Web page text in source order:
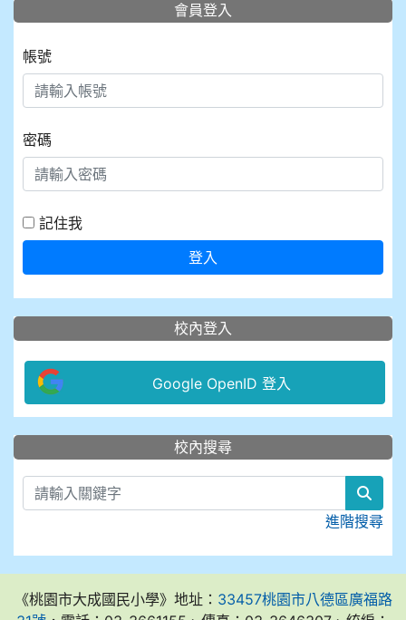
會員登入
帳號
密碼
記住我
登入
校內登入
Google OpenID 登入
::: 校內搜尋
進階搜尋
《桃園市大成國民小學》地址： 33457桃園市八德區廣福路